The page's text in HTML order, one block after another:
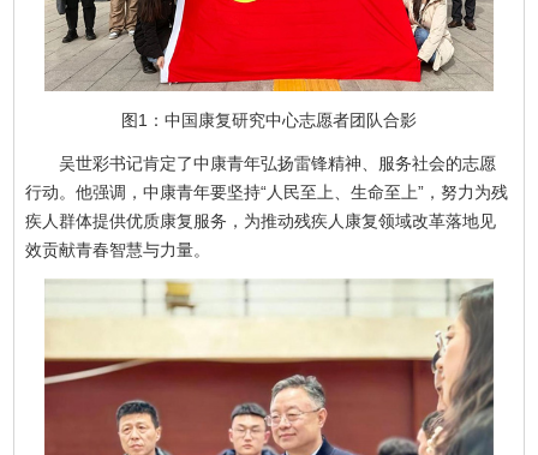
图1：中国康复研究中心志愿者团队合影
吴世彩书记肯定了中康青年弘扬雷锋精神、服务社会的志愿
行动。他强调，中康青年要坚持“人民至上、生命至上”，努力为残
疾人群体提供优质康复服务，为推动残疾人康复领域改革落地见
效贡献青春智慧与力量。